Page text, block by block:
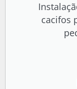
cacifos